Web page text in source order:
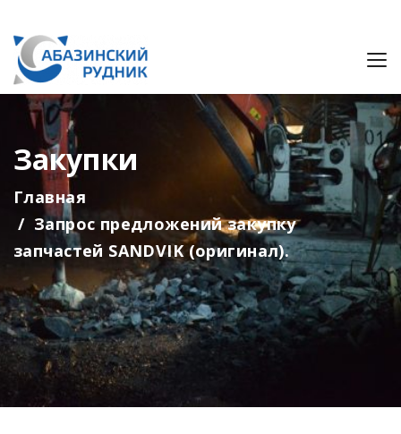
Закупки
Главная
Запрос предложений закупку
запчастей SANDVIK (оригинал).